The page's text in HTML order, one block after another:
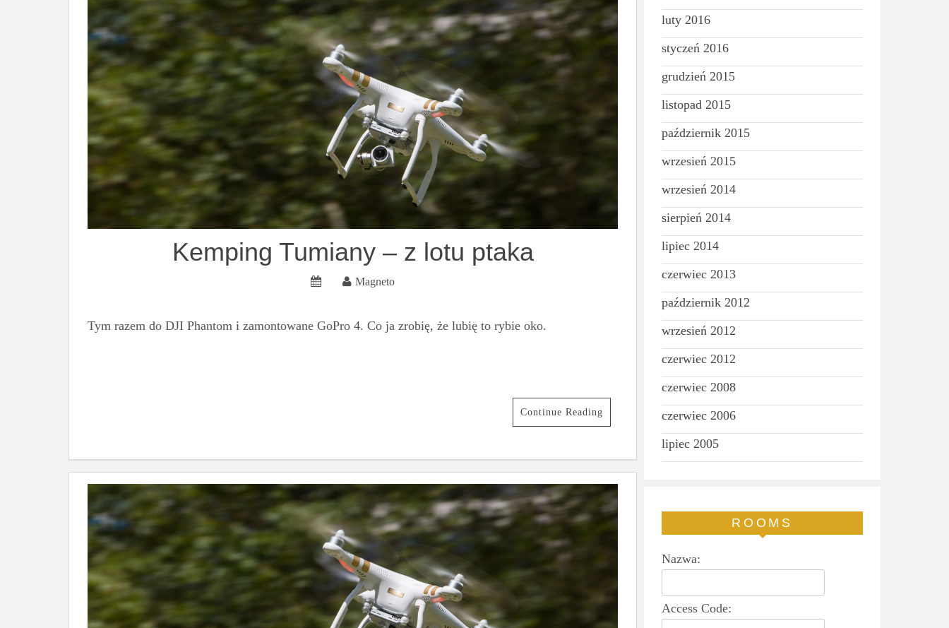
Kemping Tumiany – z lotu ptaka
Magneto
Tym razem do DJI Phantom i zamontowane GoPro 4. Co ja zrobię, że lubię to rybie oko.
Continue Reading
luty 2016
styczeń 2016
grudzień 2015
listopad 2015
październik 2015
wrzesień 2015
wrzesień 2014
sierpień 2014
lipiec 2014
czerwiec 2013
październik 2012
wrzesień 2012
czerwiec 2012
czerwiec 2008
czerwiec 2006
lipiec 2005
ROOMS
Nazwa:
Access Code: